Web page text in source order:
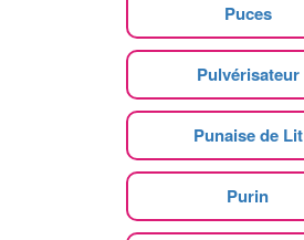
Puces
Pulvérisateur
Punaise de Lit
Purin